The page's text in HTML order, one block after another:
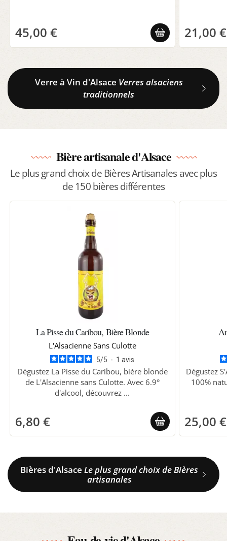
45,00 € 21,00 €
Verre à Vin d'Alsace Verres alsaciens
traditionnels
Bière artisanale d'Alsace
Le plus grand choix de Bières Artisanales avec plus
de 150 bières différentes
La Pisse du Caribou, Bière Blonde
L'Alsacienne Sans Culotte
5/5 - 1avis
Dégustez La Pisse du Caribou, bière blonde
de L'Alsacienne sans Culotte. Avec 6.9°
d'alcool, découvrez ...
6,80 €
Dégustez
100%
25,00 €
Bières d'AlsaceLe plus grand choix de Bières
artisanales